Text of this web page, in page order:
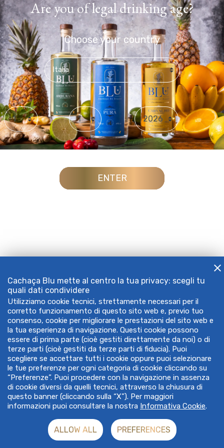
Are you of legal drinking age?
Choose your country
Day Month Year
ENTER
Cachaça Blu mette al centro la tua privacy: scegli tu
quali dati condividere
Utilizziamo cookie tecnici, strettamente necessari per il
corretto funzionamento di questo sito web e, previo tuo
consenso, cookie per migliorare le prestazioni del sito web e
la tua esperienza di navigazione. Questi cookie possono
essere di prima parte (cioè gestiti direttamente da noi) o di
terze parti (cioè gestiti da terze parti di fiducia). Puoi
scegliere se accettare tutti i cookie oppure puoi selezionare
le tue preferenze per ogni categoria di cookie cliccando su
“Preferenze”. Puoi procedere con la navigazione in assenza
di cookie diversi da quelli tecnici, attraverso la chiusura di
questo banner (cliccando sulla “X”). Per maggiori
informazioni puoi consultare la nostra Informativa Cookie.
ALLOW ALL PREFERENCES